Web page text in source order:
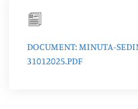
DOCUMENT: MINUTA-
31012025.PDF